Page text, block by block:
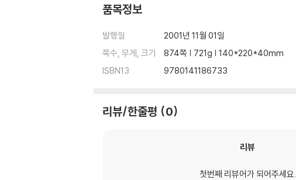
품목정보
발행일
2001년 11월 01일
쪽수, 무게, 크기
874쪽 | 721g | 140*220*40mm
ISBN13
9780141186733
리뷰/한줄평 0
리뷰
첫번째 리뷰어가 되어주세요.